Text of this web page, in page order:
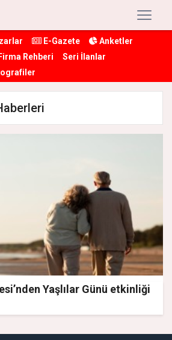
E-Gazete
Anketler
Firma Rehberi
Seri İlanlar
Yaşlılar Günü etkinliği